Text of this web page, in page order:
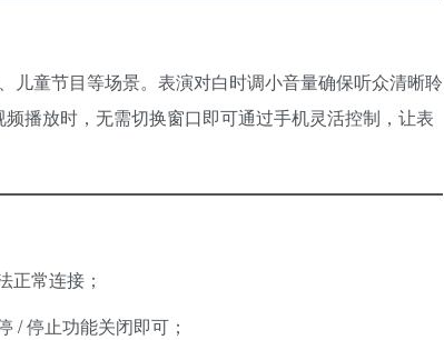
儿童节目等场景。表演对白时调小音量确保听众清晰聆
播放时，无需切换窗口即可通过手机灵活控制，让表
正常连接；
/ 停止功能关闭即可；